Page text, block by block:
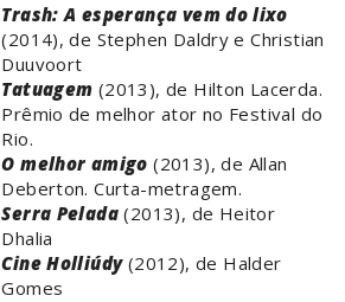
Trash: A esperança vem do lixo
(2014), de Stephen Daldry e Christian
Duuvoort
Tatuagem (2013), de Hilton Lacerda.
Prêmio de melhor ator no Festival do
Rio.
O melhor amigo (2013), de Allan
Deberton. Curta-metragem.
Serra Pelada (2013), de Heitor
Dhalia
Cine Holliúdy(2012), de Halder
Gomes